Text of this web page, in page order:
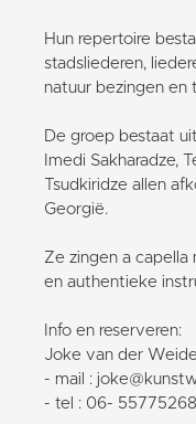
Hun repertoire
stadsliederen,
natuur bezingen en
De groep bestaat
Imedi Sakharadze,
Tsudkiridze allen
Georgië.
Ze zingen a
en authentieke
Info en reserveren:
Joke van der Weide
- mail :
- tel : 06- 55775268